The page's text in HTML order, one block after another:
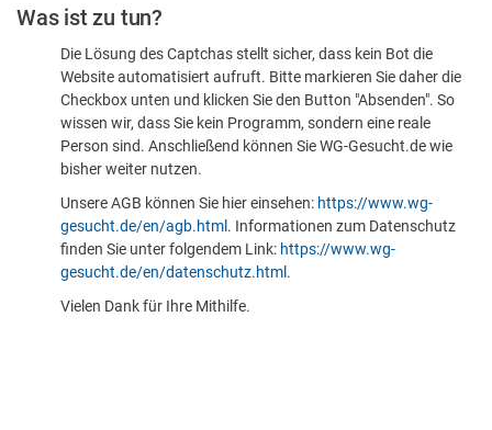
sind
Was ist zu tun?
Die Lösung des Captchas stellt sicher, dass kein Bot die
Website automatisiert aufruft. Bitte markieren Sie daher die
Checkbox unten und klicken Sie den Button "Absenden". So
wissen wir, dass Sie kein Programm, sondern eine reale
Person sind. Anschließend können Sie WG-Gesucht.de wie
bisher weiter nutzen.
Unsere AGB können Sie hier einsehen: https://www.wg-
gesucht.de/en/agb.html . Informationen zum Datenschutz
finden Sie unter folgendem Link: https://www.wg-
gesucht.de/en/datenschutz.html .
Vielen Dank für Ihre Mithilfe.